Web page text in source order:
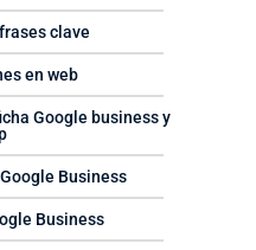
clave
en web
Google business y
Business
Business